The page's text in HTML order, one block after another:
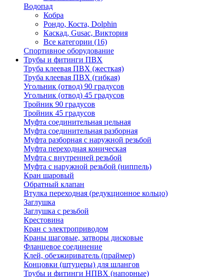
Водопад
Кобра
Рондо, Коста, Dolphin
Каскад, Gusac, Виктория
Все категории (16)
Спортивное оборудование
Трубы и фитинги ПВХ
Труба клеевая ПВХ (жесткая)
Труба клеевая ПВХ (гибкая)
Угольник (отвод) 90 градусов
Угольник (отвод) 45 градусов
Тройник 90 градусов
Тройник 45 градусов
Муфта соединительная цельная
Муфта соединительная разборная
Муфта разборная с наружной резьбой
Муфта переходная коническая
Муфта с внутренней резьбой
Муфта с наружной резьбой (ниппель)
Кран шаровый
Обратный клапан
Втулка переходная (редукционное кольцо)
Заглушка
Заглушка с резьбой
Крестовина
Кран с электроприводом
Краны шаговые, затворы дисковые
Фланцевое соединение
Клей, обезжириватель (праймер)
Концовки (штуцеры) для шлангов
Трубы и фитинги НПВХ (напорные)